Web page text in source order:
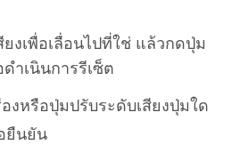
งเพื่อเลื่อนไปที่ใช่ แล้วกดปุ่ม
ำเนินการรีเซ็ต
งหรือปุ่มปรับระดับเสียงปุ่มใด
ยืนยัน